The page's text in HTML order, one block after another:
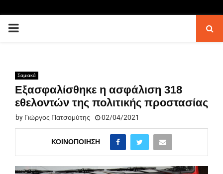
PRIMARY
Σαμιακά
Εξασφαλίσθηκε η ασφάλιση 318
εθελοντών της πολιτικής προστασίας
by Γιώργος Πατσομύτης 02/04/2021
ΚΟΙΝΟΠΟΊΗΣΗ